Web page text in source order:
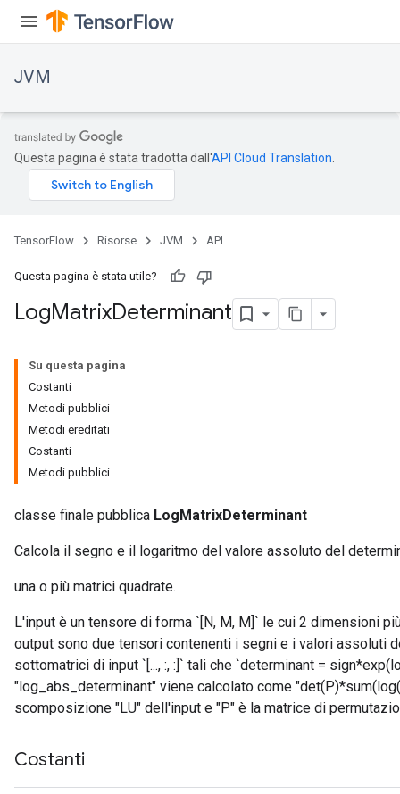
JVM
Questa pagina è stata tradotta dall'API Cloud Translation
TensorFlow Risorse JVM API
Questa pagina è stata utile?
LogMatrixDeterminant
Su questa pagina
Costanti
Metodi pubblici
Metodi ereditati
Costanti
Metodi pubblici
classe finale pubblica LogMatrixDeterminant
Calcola il segno e il logaritmo del valore assoluto del
una o più matrici quadrate.
L'input è un tensore di forma `[N, M, M]` le cui 2 dimensioni
output sono due tensori contenenti i segni e i valori assoluti
sottomatrici di input `[..., :, :]` tali che `determinant =
"log_abs_determinant" viene calcolato come
scomposizione "LU" dell'input e "P" è la matrice di
Costanti